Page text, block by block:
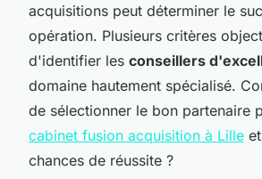
acquisitions peut déterminer le
opération. Plusieurs critères
d'identifier les conseillers
domaine hautement spécialisé.
de sélectionner le bon partenaire
cabinet fusion acquisition à Lille
chances de réussite ?